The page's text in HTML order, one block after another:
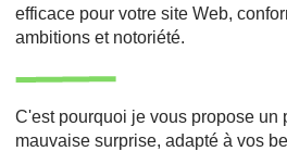
efficace pour votre site Web,
ambitions et notoriété.
C'est pourquoi je vous propose un
mauvaise surprise, adapté à vos